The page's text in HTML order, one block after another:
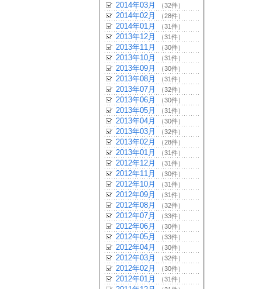
2014年03月 （32件）
2014年02月 （28件）
2014年01月 （31件）
2013年12月 （31件）
2013年11月 （30件）
2013年10月 （31件）
2013年09月 （30件）
2013年08月 （31件）
2013年07月 （32件）
2013年06月 （30件）
2013年05月 （31件）
2013年04月 （30件）
2013年03月 （32件）
2013年02月 （28件）
2013年01月 （31件）
2012年12月 （31件）
2012年11月 （30件）
2012年10月 （31件）
2012年09月 （31件）
2012年08月 （32件）
2012年07月 （33件）
2012年06月 （30件）
2012年05月 （33件）
2012年04月 （30件）
2012年03月 （32件）
2012年02月 （30件）
2012年01月 （31件）